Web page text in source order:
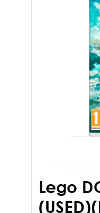
Lego